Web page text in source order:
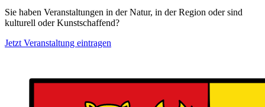
Sie haben Veranstaltungen in der Natur, in der Region oder sind
kulturell oder Kunstschaffend?
Jetzt Veranstaltung eintragen